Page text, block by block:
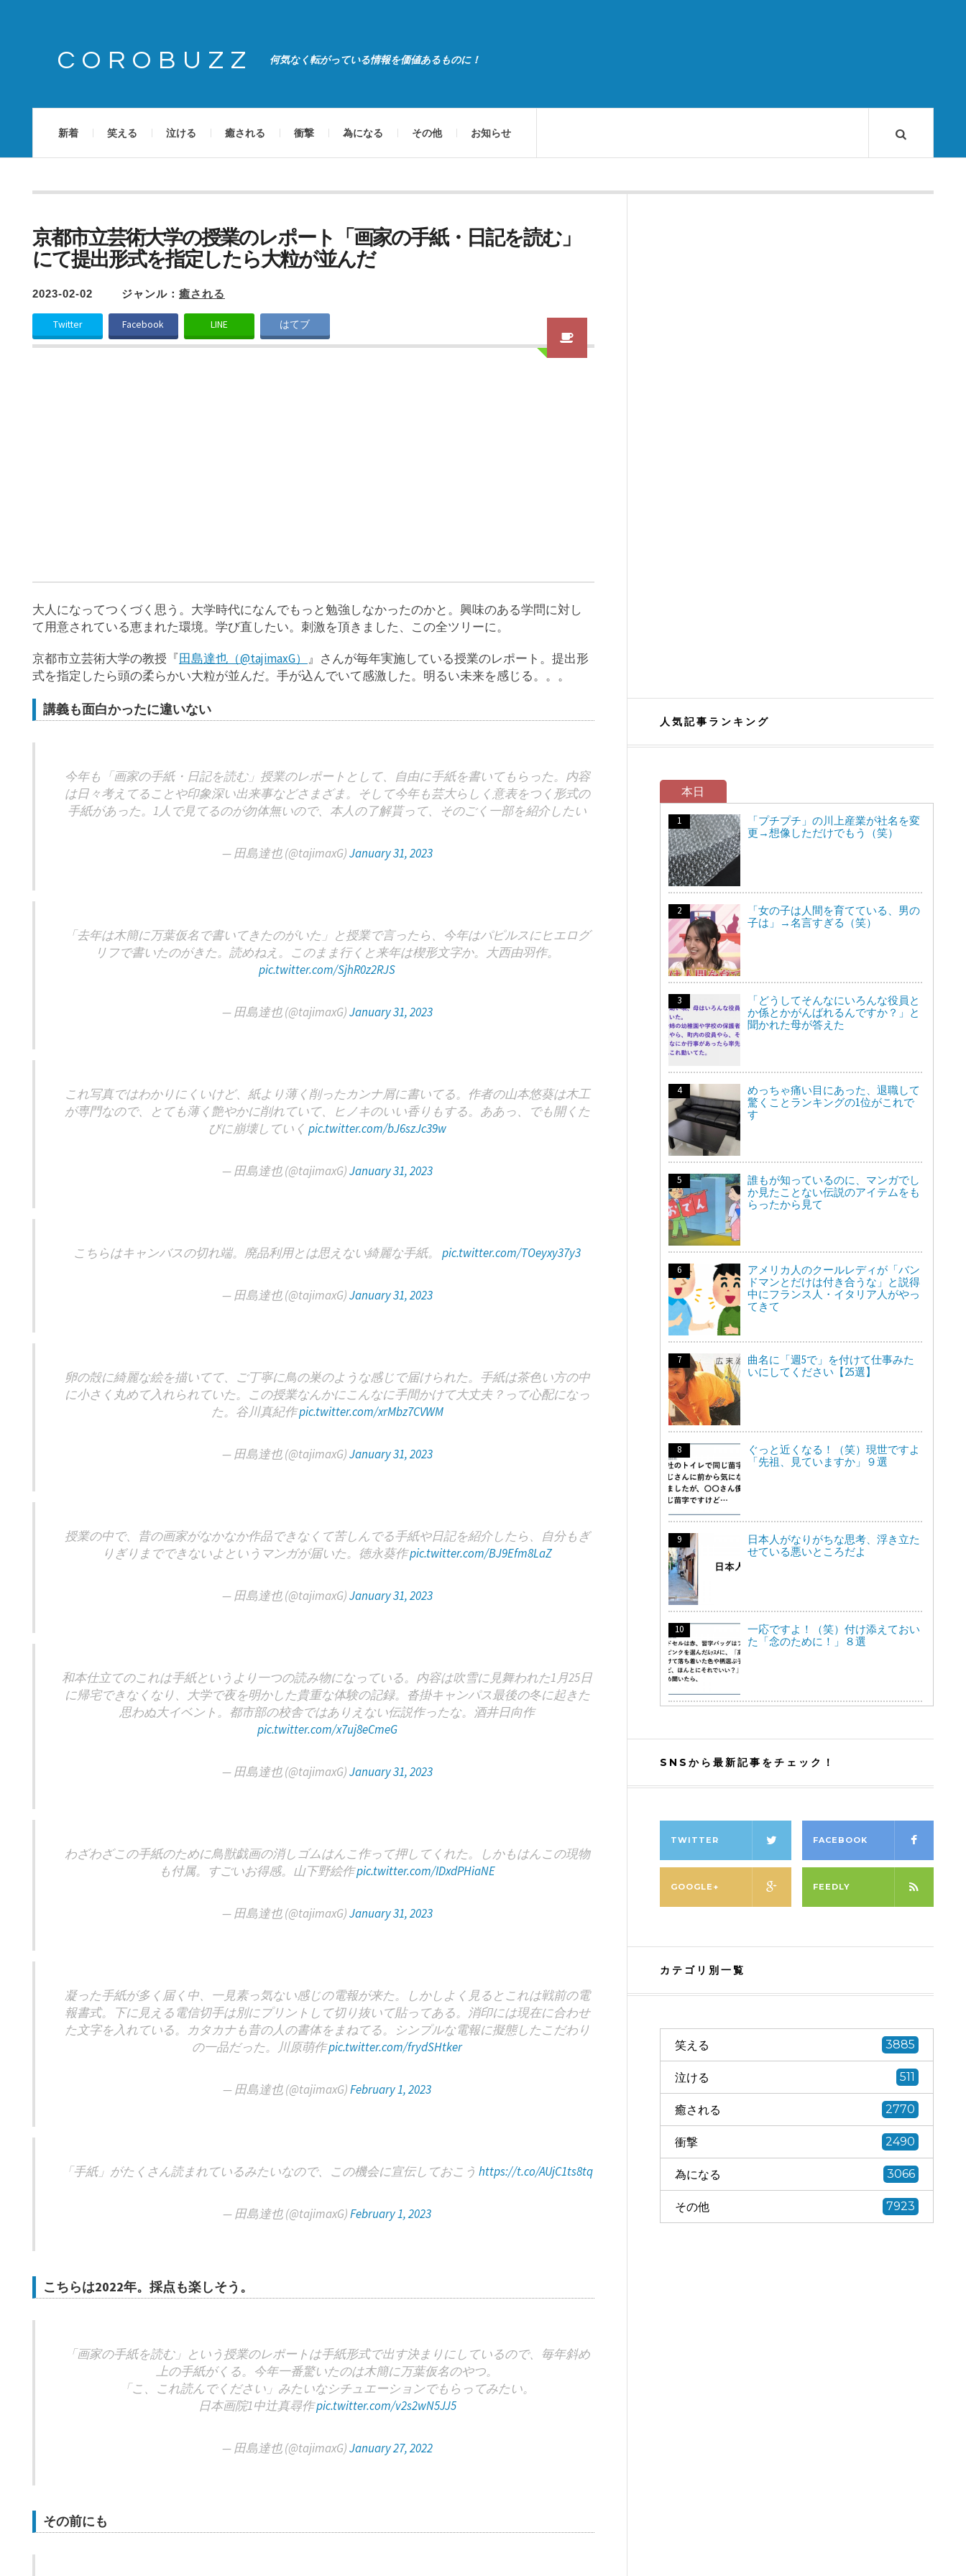
COROBUZZ 何気なく転がっている情報を価値あるものに！
新着 笑える 泣ける 癒される 衝撃 為になる その他 お知らせ
京都市立芸術大学の授業のレポート「画家の手紙・日記を読む」
にて提出形式を指定したら大粒が並んだ
2023-02-02 ジャンル： 癒される
Twitter Facebook LINE はてブ
大人になってつくづく思う。大学時代になんでもっと勉強しなかったのかと。興味のある学問に対し
て用意されている恵まれた環境。学び直したい。刺激を頂きました、この全ツリーに。
京都市立芸術大学の教授『田島達也（@tajimaxG） 』さんが毎年実施している授業のレポート。提出形
式を指定したら頭の柔らかい大粒が並んだ。手が込んでいて感激した。明るい未来を感じる。。。
講義も面白かったに違いない
今年も「画家の手紙・日記を読む」授業のレポートとして、自由に手紙を書いてもらった。内容
は日々考えてることや印象深い出来事などさまざま。そして今年も芸大らしく意表をつく形式の
手紙があった。1人で見てるのが勿体無いので、本人の了解貰って、そのごく一部を紹介したい
— 田島達也 (@tajimaxG)January 31, 2023
「去年は木簡に万葉仮名で書いてきたのがいた」と授業で言ったら、今年はパピルスにヒエログ
リフで書いたのがきた。読めねえ。このまま行くと来年は楔形文字か。大西由羽作。
pic.twitter.com/SjhR0z2RJS
— 田島達也 (@tajimaxG)January 31, 2023
これ写真ではわかりにくいけど、紙より薄く削ったカンナ屑に書いてる。作者の山本悠葵は木工
が専門なので、とても薄く艶やかに削れていて、ヒノキのいい香りもする。ああっ、でも開くた
びに崩壊していく pic.twitter.com/bJ6szJc39w
— 田島達也 (@tajimaxG)January 31, 2023
こちらはキャンバスの切れ端。廃品利用とは思えない綺麗な手紙。pic.twitter.com/TOeyxy37y3
— 田島達也 (@tajimaxG)January 31, 2023
卵の殻に綺麗な絵を描いてて、ご丁寧に鳥の巣のような感じで届けられた。手紙は茶色い方の中
に小さく丸めて入れられていた。この授業なんかにこんなに手間かけて大丈夫？って心配になっ
た。谷川真紀作pic.twitter.com/xrMbz7CVWM
— 田島達也 (@tajimaxG)January 31, 2023
授業の中で、昔の画家がなかなか作品できなくて苦しんでる手紙や日記を紹介したら、自分もぎ
りぎりまでできないよというマンガが届いた。徳永葵作pic.twitter.com/BJ9Efm8LaZ
— 田島達也 (@tajimaxG)January 31, 2023
和本仕立てのこれは手紙というより一つの読み物になっている。内容は吹雪に見舞われた1月25日
に帰宅できなくなり、大学で夜を明かした貴重な体験の記録。沓掛キャンパス最後の冬に起きた
思わぬ大イベント。都市部の校舎ではありえない伝説作ったな。酒井日向作
pic.twitter.com/x7uj8eCmeG
— 田島達也 (@tajimaxG)January 31, 2023
わざわざこの手紙のために鳥獣戯画の消しゴムはんこ作って押してくれた。しかもはんこの現物
も付属。すごいお得感。山下野絵作pic.twitter.com/IDxdPHiaNE
— 田島達也 (@tajimaxG)January 31, 2023
凝った手紙が多く届く中、一見素っ気ない感じの電報が来た。しかしよく見るとこれは戦前の電
報書式。下に見える電信切手は別にプリントして切り抜いて貼ってある。消印には現在に合わせ
た文字を入れている。カタカナも昔の人の書体をまねてる。シンプルな電報に擬態したこだわり
の一品だった。川原萌作pic.twitter.com/frydSHtker
— 田島達也 (@tajimaxG)February 1, 2023
「手紙」がたくさん読まれているみたいなので、この機会に宣伝しておこうhttps://t.co/AUjC1ts8tq
— 田島達也 (@tajimaxG)February 1, 2023
こちらは2022年。採点も楽しそう。
「画家の手紙を読む」という授業のレポートは手紙形式で出す決まりにしているので、毎年斜め
上の手紙がくる。今年一番驚いたのは木簡に万葉仮名のやつ。
「こ、これ読んでください」みたいなシチュエーションでもらってみたい。
日本画院1中辻真尋作pic.twitter.com/v2s2wN5JJ5
— 田島達也 (@tajimaxG)January 27, 2022
その前にも
人気記事ランキング
本日
「プチプチ」の川上産業が社名を変
更→想像しただけでもう（笑）
「女の子は人間を育てている、男の
子は」→名言すぎる（笑）
「どうしてそんなにいろんな役員と
か係とかがんばれるんですか？」と
聞かれた母が答えた
めっちゃ痛い目にあった、退職して
驚くことランキングの1位がこれで
す
誰もが知っているのに、マンガでし
か見たことない伝説のアイテムをも
らったから見て
アメリカ人のクールレディが「バン
ドマンとだけは付き合うな」と説得
中にフランス人・イタリア人がやっ
てきて
曲名に「週5で」を付けて仕事みた
いにしてください【25選】
ぐっと近くなる！（笑）現世ですよ
「先祖、見ていますか」９選
日本人がなりがちな思考、浮き立た
せている悪いところだよ
一応ですよ！（笑）付け添えておい
た「念のために！」８選
SNSから最新記事をチェック！
TWITTER FACEBOOK
GOOGLE+ FEEDLY
カテゴリ別一覧
笑える 3885
泣ける 511
癒される 2770
衝撃 2490
為になる 3066
その他 7923